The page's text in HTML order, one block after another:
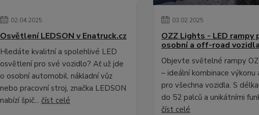
02.04.2025
Osvětlení LEDSON v Enatruck.cz
Hledáte kvalitní a spolehlivé LED
osvětlení pro své vozidlo? Ať už jde
o osobní automobil, nákladní vůz
nebo pracovní stroj, značka LEDSON
nabízí špič... číst celé
03.02.2025
OZZ Lights - LED rampy
osobní a off-road vozidla
Objevte světelné rampy
– ideální kombinace výkonu
pro všechna vozidla. S
do 52 palců a unikátními
číst celé